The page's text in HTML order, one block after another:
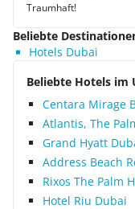
Traumhaft!
Beliebte
Hotels Dubai
Beliebte Hotels im
Centara Mirage
Atlantis, The
Grand Hyatt
Address Beach
Rixos The Palm
Hotel Riu Dubai